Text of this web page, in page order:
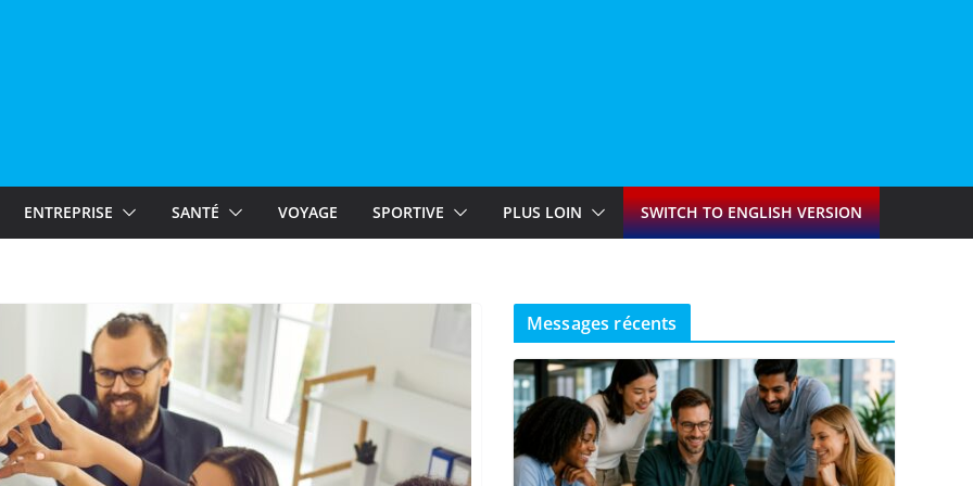
ENTREPRISE SANTÉ VOYAGE SPORTIVE PLUS LOIN SWITCH TO ENGLISH VERSION
Messages récents